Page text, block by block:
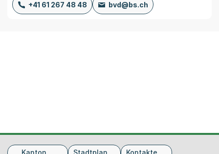
+41 61 267 48 48 bvd@bs.ch
FusszeileKanton Stadtplan Kontakte